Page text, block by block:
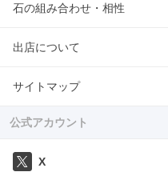
石の組み合わせ・相性
出店について
サイトマップ
公式アカウント
X